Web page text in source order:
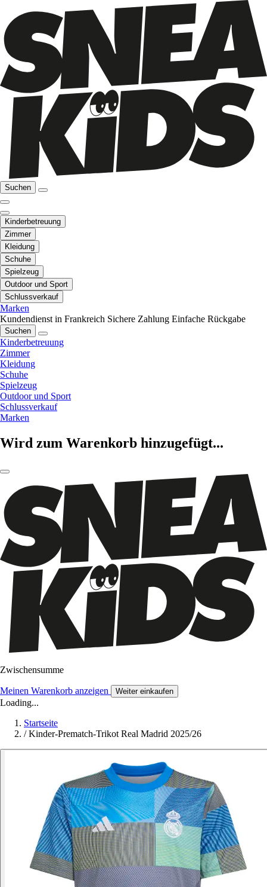
Suchen
Kinderbetreuung
Zimmer
Kleidung
Schuhe
Spielzeug
Outdoor und Sport
Schlussverkauf
Marken
Kundendienst in Frankreich Sichere Zahlung Einfache Rückgabe
Suchen
Kinderbetreuung
Zimmer
Kleidung
Schuhe
Spielzeug
Outdoor und Sport
Schlussverkauf
Marken
Wird zum Warenkorb hinzugefügt...
Zwischensumme
Meinen Warenkorb anzeigen Weiter einkaufen
Loading...
Startseite
/ Kinder-Prematch-Trikot Real Madrid 2025/26